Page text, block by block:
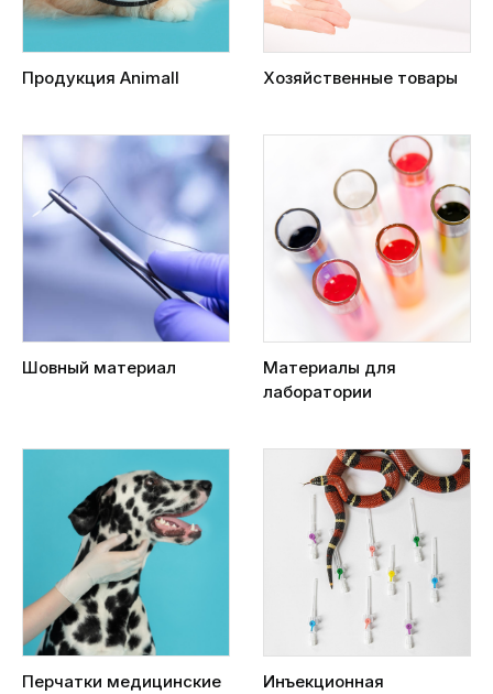
Продукция Animall Хозяйственные товары
Шовный материал
Материалы для
лаборатории
Перчатки медицинские
Инъекционная